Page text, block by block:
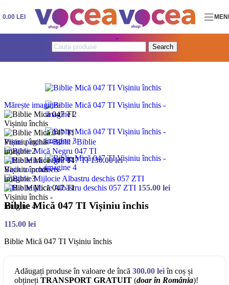
Skip to navigationSkip to main content
0.00 LEI
Search
Mărește imaginea
Prima pagină/ Biblii / Biblie
Biblie Mică Negru 047 TI130.00lei
Back to products
Biblie Mijlocie Albastru deschis 057 ZTI 155.00 lei
Biblie Mică 047 TI Vișiniu închis
115.00 lei
Biblie Mică 047 TI Vișiniu închis
Adăugați produse în valoare de încă 300.00 leiîn coș și
obțineți TRANSPORT GRATUIT (doar în România)!